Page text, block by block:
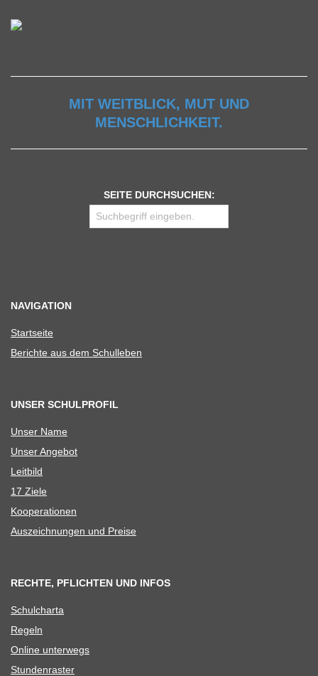
MIT WEITBLICK, MUT UND
MENSCHLICHKEIT.
SEITE DURCHSUCHEN:
NAVIGATION
Start­seite
Berichte aus dem Schulleben
UNSER SCHULPROFIL
Unser Name
Unser Ange­bot
Leit­bild
17 Ziele
Koope­ra­tio­nen
Aus­zeich­nun­gen und Preise
RECHTE, PFLICHTEN UND INFOS
Schul­charta
Regeln
Online unter­wegs
Stun­den­ras­ter